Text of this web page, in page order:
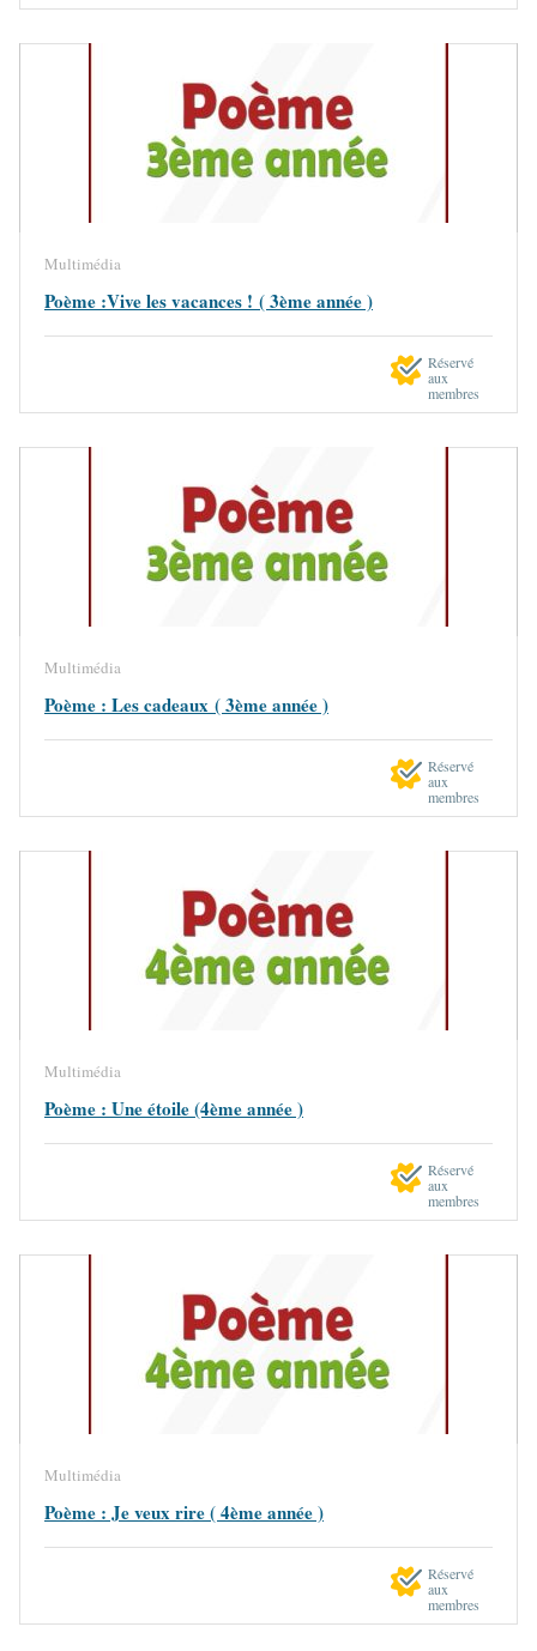
Multimédia
Poème :Vive les vacances ! ( 3ème année )
Réservé
aux
membres
Multimédia
Poème : Les cadeaux ( 3ème année )
Réservé
aux
membres
Multimédia
Poème : Une étoile (4ème année )
Réservé
aux
membres
Multimédia
Poème : Je veux rire ( 4ème année )
Réservé
aux
membres